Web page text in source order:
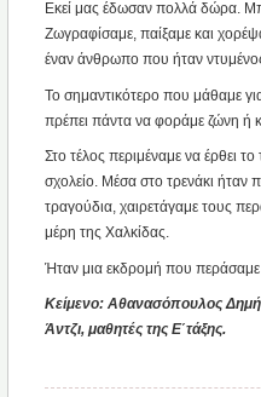
Εκεί μας έδωσαν πολλά δώρα.
Ζωγραφίσαμε, παίξαμε και
έναν άνθρωπο που ήταν
Το σημαντικότερο που μάθαμε
πρέπει πάντα να φοράμε ζώνη ή
Στο τέλος περιμέναμε να έρθει
σχολείο. Μέσα στο τρενάκι
τραγούδια, χαιρετάγαμε τους
μέρη της Χαλκίδας.
Ήταν μια εκδρομή που
Κείμενο: Αθανασόπουλος
Άντζι, μαθητές της Ε΄τάξης.